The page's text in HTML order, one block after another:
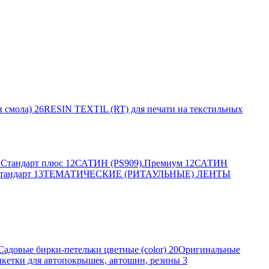
смола) 26RESIN TEXTIL (RT) для печати на текстильных
плюс 12САТИН (PS909).Премиум 12САТИН
13ТЕМАТИЧЕСКИЕ (РИТАУЛЬНЫЕ) ЛЕНТЫ
бирки-петельки цветные (color) 20Оригинальные
для автопокрышек, автошин, резины 3